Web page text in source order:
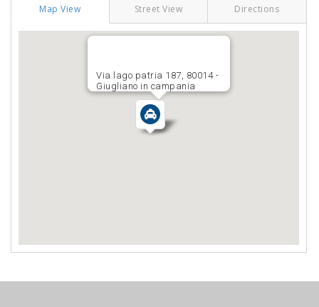
Map View Street View Directions
Via lago patria 187, 80014 -
Giugliano in campania